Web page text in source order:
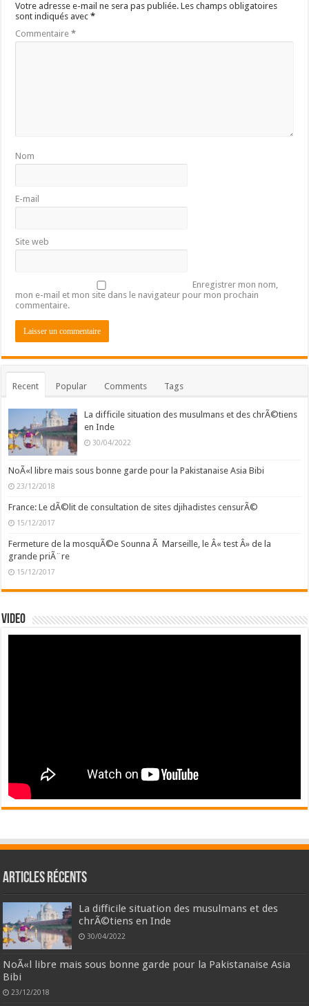
Votre adresse e-mail ne sera pas publiée. Les champs obligatoires
sont indiqués avec*
Commentaire*
Nom
E-mail
Site web
Enregistrer mon nom,
mon e-mail et mon site dans le navigateur pour mon prochain
commentaire.
Recent Popular Comments Tags
La difficile situation des musulmans et des chrÃ©tiens
en Inde
30/04/2022
NoÃ«l libre mais sous bonne garde pour la Pakistanaise Asia Bibi
23/12/2018
France: Le dÃ©lit de consultation de sites djihadistes censurÃ©
15/12/2017
Fermeture de la mosquÃ©e Sounna Ã Marseille, le Â« test Â» de la
grande priÃ¨re
15/12/2017
Video
Articles récents
La difficile situation des musulmans et des
chrÃ©tiens en Inde
30/04/2022
NoÃ«l libre mais sous bonne garde pour la Pakistanaise Asia
Bibi
23/12/2018